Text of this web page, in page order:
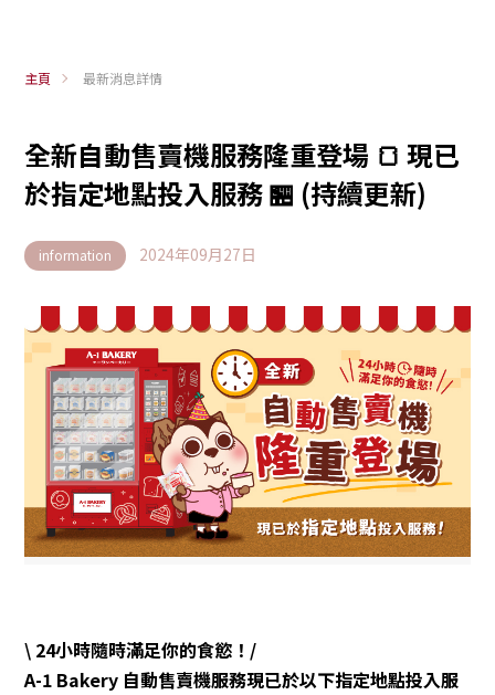
主頁 最新消息詳情
全新自動售賣機服務隆重登場 🍞 現已
於指定地點投入服務 🏪 (持續更新)
information 2024年09月27日
\ 24小時隨時滿足你的食慾！/
A-1 Bakery 自動售賣機服務現已於以下指定地點投入服